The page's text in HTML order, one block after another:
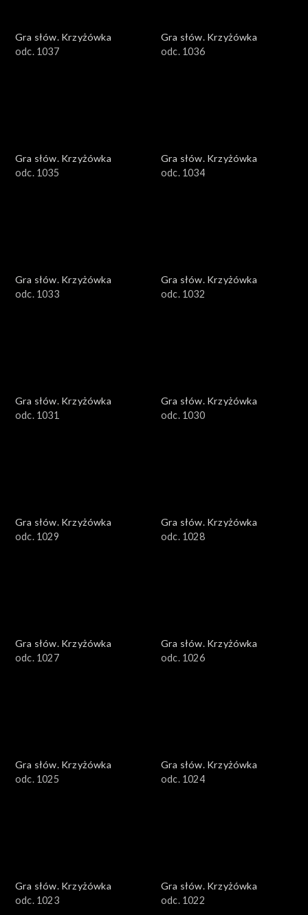
Gra słów. Krzyżówka
odc. 1037
Gra słów. Krzyżówka
odc. 1036
Gra słów. Krzyżówka
odc. 1035
Gra słów. Krzyżówka
odc. 1034
Gra słów. Krzyżówka
odc. 1033
Gra słów. Krzyżówka
odc. 1032
Gra słów. Krzyżówka
odc. 1031
Gra słów. Krzyżówka
odc. 1030
Gra słów. Krzyżówka
odc. 1029
Gra słów. Krzyżówka
odc. 1028
Gra słów. Krzyżówka
odc. 1027
Gra słów. Krzyżówka
odc. 1026
Gra słów. Krzyżówka
odc. 1025
Gra słów. Krzyżówka
odc. 1024
Gra słów. Krzyżówka
odc. 1023
Gra słów. Krzyżówka
odc. 1022